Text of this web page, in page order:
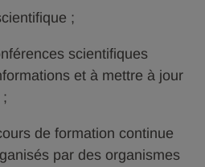
;
scientifiques
et à mettre à jour
;
de formation continue
par des organismes